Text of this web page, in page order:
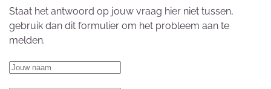
Staat het antwoord op jouw vraag hier niet tussen,
gebruik dan dit formulier om het probleem aan te
melden.